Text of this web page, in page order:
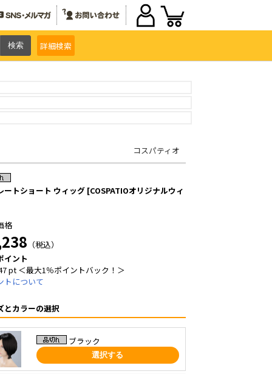
詳細検索
コスパティオ
ートショート ウィッグ [COSPATIOオリジナルウィ
格
（税込）
イント
pt ＜最大1％ポイントバック！＞
トについて
とカラーの選択
ブラック
選択する